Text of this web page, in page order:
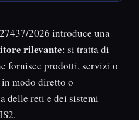
2026 introduce una
rilevante: si tratta di
fornisce prodotti, servizi o
modo diretto o
delle reti e dei sistemi